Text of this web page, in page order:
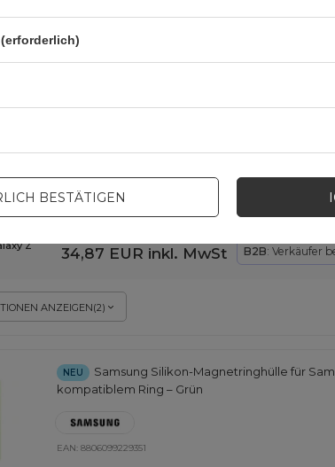
ANZEIGEN
Transparente Samsung Magnet Case für
EAN:8806099229832
ANZEIGEN(2)
Z
34,87 EUR inkl. MwSt B2B: Verkäufer
NEU
Samsung Silikon-Magnetringhülle für
kompatiblem Ring – Grün
EAN: 8806099229351
BESTÄTIGEN